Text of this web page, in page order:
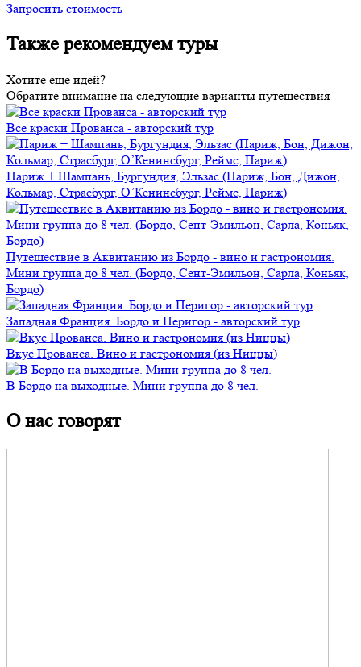
Запросить стоимость
Также рекомендуем туры
Хотите еще идей?
Обратите внимание на следующие варианты путешествия
Все краски Прованса - авторский тур
Париж + Шампань, Бургундия, Эльзас (Париж, Бон, Дижон,
Кольмар, Страсбург, О’Кенинсбург, Реймс, Париж)
Путешествие в Аквитанию из Бордо - вино и гастрономия.
Мини группа до 8 чел. (Бордо, Сент-Эмильон, Сарла, Коньяк,
Бордо)
Западная Франция. Бордо и Перигор - авторский тур
Вкус Прованса. Вино и гастрономия (из Ниццы)
В Бордо на выходные. Мини группа до 8 чел.
О нас говорят